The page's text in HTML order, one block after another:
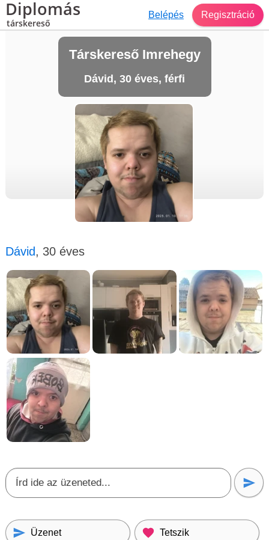
Diplomás
társkereső
Belépés Regisztráció
Társkereső Imrehegy
Dávid, 30 éves, férfi
Dávid, 30 éves
Üzenet Tetszik